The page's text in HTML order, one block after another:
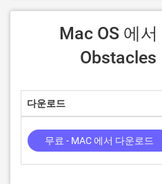
Obstacles
다운로드
무료 - MAC 에서 다운로드